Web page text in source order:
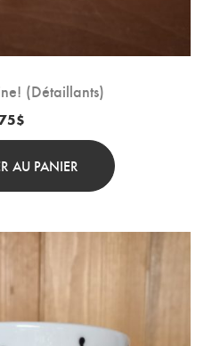
(Détaillants)
$
AU PANIER